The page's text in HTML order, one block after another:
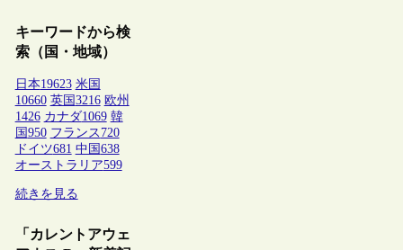
キーワードから検
索（国・地域）
日本19623 米国
10660 英国 3216 欧州
1426 カナダ1069 韓
国 950 フランス 720
ドイツ681 中国 638
オーストラリア599
続きを見る
「カレントアウェ